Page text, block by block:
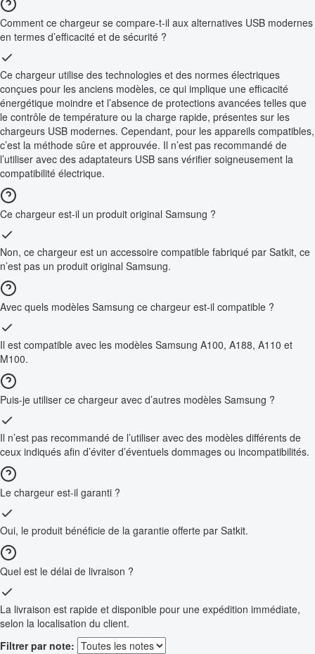
Comment ce chargeur se compare-t-il aux alternatives USB modernes
en termes d’efficacité et de sécurité ?
Ce chargeur utilise des technologies et des normes électriques
conçues pour les anciens modèles, ce qui implique une efficacité
énergétique moindre et l’absence de protections avancées telles que
le contrôle de température ou la charge rapide, présentes sur les
chargeurs USB modernes. Cependant, pour les appareils compatibles,
c’est la méthode sûre et approuvée. Il n’est pas recommandé de
l’utiliser avec des adaptateurs USB sans vérifier soigneusement la
compatibilité électrique.
Ce chargeur est-il un produit original Samsung ?
Non, ce chargeur est un accessoire compatible fabriqué par Satkit, ce
n’est pas un produit original Samsung.
Avec quels modèles Samsung ce chargeur est-il compatible ?
Il est compatible avec les modèles Samsung A100, A188, A110 et
M100.
Puis-je utiliser ce chargeur avec d’autres modèles Samsung ?
Il n’est pas recommandé de l’utiliser avec des modèles différents de
ceux indiqués afin d’éviter d’éventuels dommages ou incompatibilités.
Le chargeur est-il garanti ?
Oui, le produit bénéficie de la garantie offerte par Satkit.
Quel est le délai de livraison ?
La livraison est rapide et disponible pour une expédition immédiate,
selon la localisation du client.
Filtrer par note: